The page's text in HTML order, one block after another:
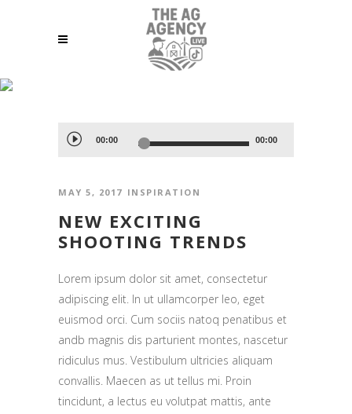
Audio
Player
00:00 00:00
MAY 5, 2017 INSPIRATION
NEW EXCITING
SHOOTING TRENDS
Lorem ipsum dolor sit amet, consectetur
adipiscing elit. In ut ullamcorper leo, eget
euismod orci. Cum sociis natoq penatibus et
andb magnis dis parturient montes, nascetur
ridiculus mus. Vestibulum ultricies aliquam
convallis. Maecen as ut tellus mi. Proin
tincidunt, a lectus eu volutpat mattis, ante